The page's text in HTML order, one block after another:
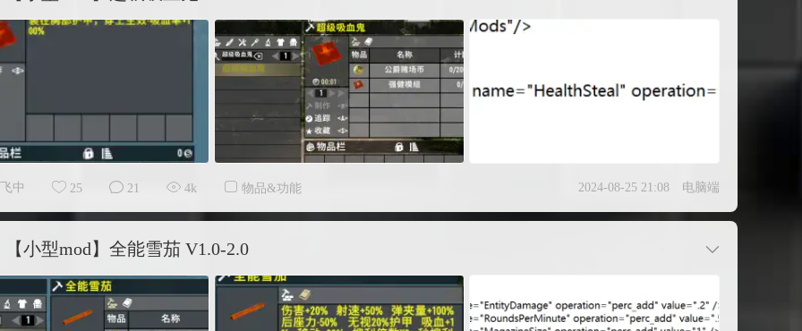
中 25 21 4k 物品&功能 2024-08-25 21:08 电脑端
【小型mod】全能雪茄 V1.0-2.0